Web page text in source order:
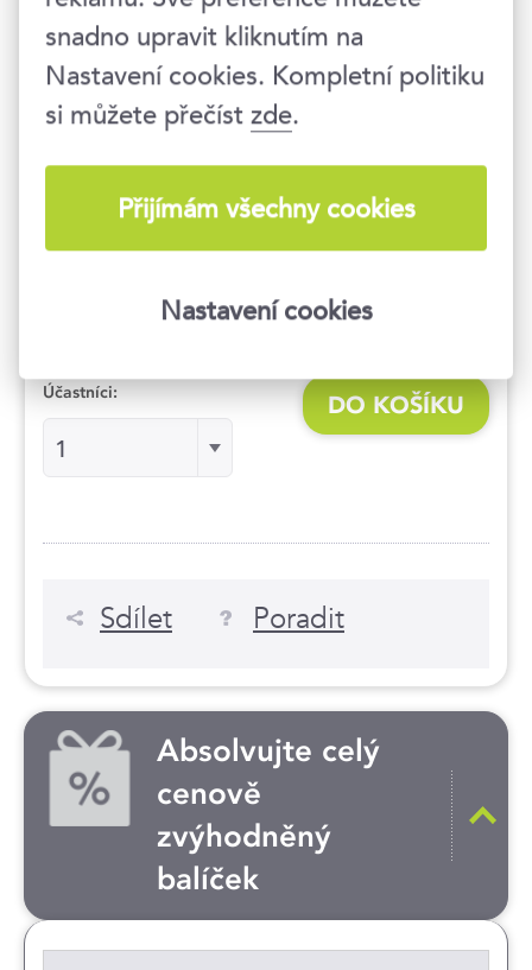
09:00–16:30 hod.
Praha 8, Karlínské náměstí 225/8
absolvování, studijní materiály, občerstvení a
Účastníci:
1
DO KOŠÍKU
Sdílet Poradit
Absolvujte celý
cenově
zvýhodněný
balíček
snadno upravit kliknutím na
Nastavení cookies. Kompletní politiku
si můžete přečístzde.
Přijímám všechny cookies
Nastavení cookies